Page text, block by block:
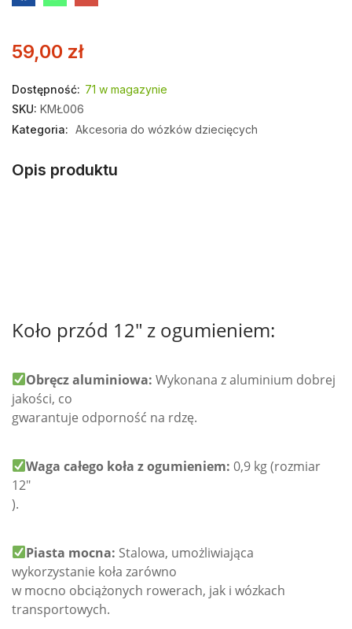
59,00 zł
Dostępność: 71 w magazynie
SKU: KMŁ006
Kategoria: Akcesoria do wózków dziecięcych
Opis produktu
Koło przód 12″ z ogumieniem:
Obręcz aluminiowa: Wykonana z aluminium dobrej
jakości, co
gwarantuje odporność na rdzę.
Waga całego koła z ogumieniem: 0,9 kg (rozmiar
12″
).
Piasta mocna: Stalowa, umożliwiająca
wykorzystanie koła zarówno
w mocno obciążonych rowerach, jak i wózkach
transportowych.